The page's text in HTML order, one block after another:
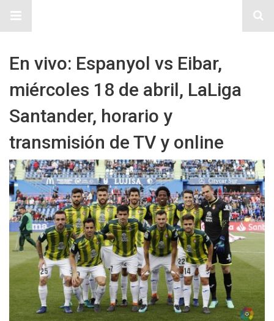
En vivo: Espanyol vs Eibar,
miércoles 18 de abril, LaLiga
Santander, horario y
transmisión de TV y online